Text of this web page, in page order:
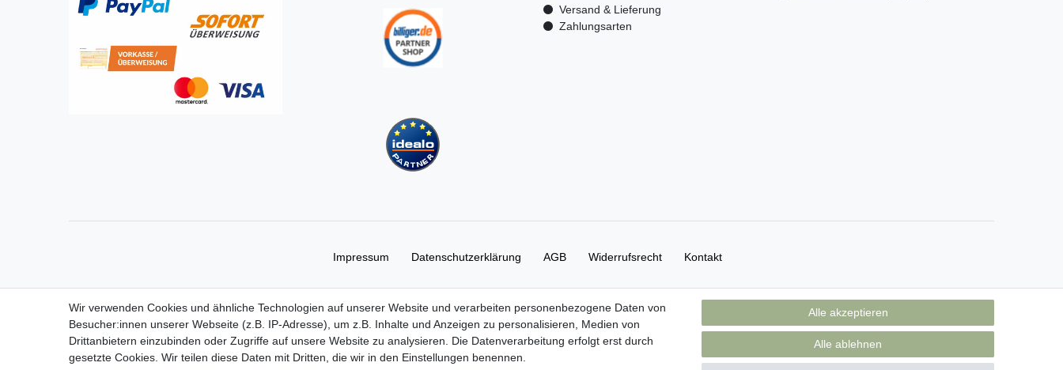
Versand & Lieferung
Zahlungsarten
Wir verwenden Cookies und ähnliche Technologien auf unserer Website und verarbeiten personenbezogene Daten von
Besucher:innen unserer Webseite (z.B. IP-Adresse), um z.B. Inhalte und Anzeigen zu personalisieren, Medien von
Drittanbietern einzubinden oder Zugriffe auf unsere Website zu analysieren. Die Datenverarbeitung erfolgt erst durch
gesetzte Cookies. Wir teilen diese Daten mit Dritten, die wir in den Einstellungen benennen.
Alle akzeptieren
Alle ablehnen
Impressum Daten­schutz­erklärung AGB Widerrufs­recht Kontakt